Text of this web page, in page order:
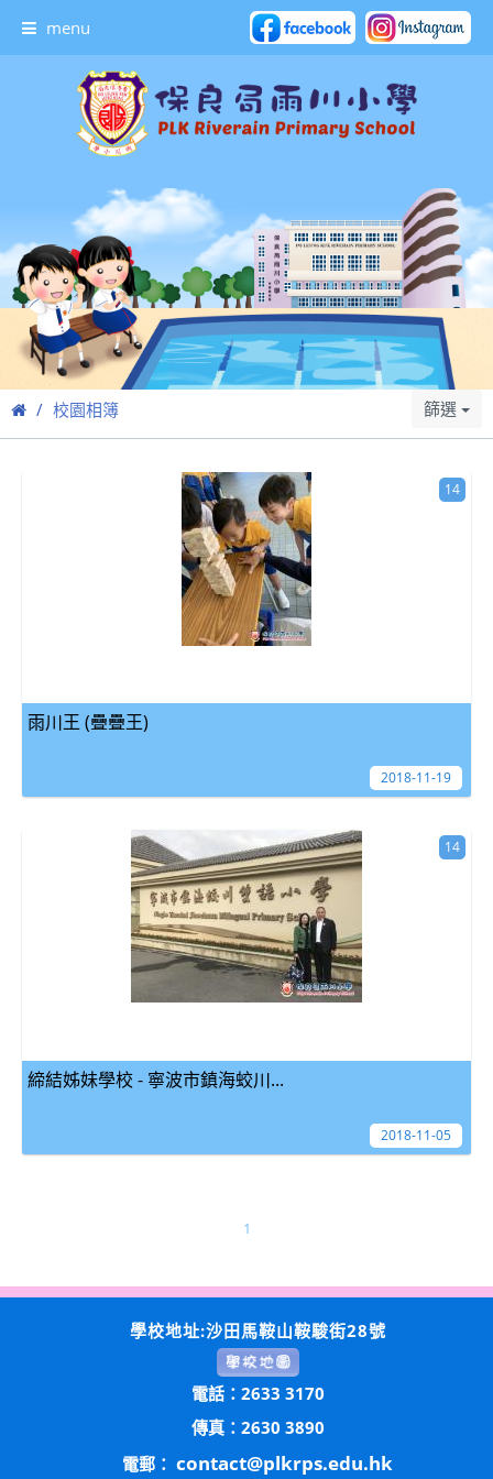
menu
校園相簿 篩選
雨川王 (疊疊王)
14
2018-11-19
締結姊妹學校 - 寧波市鎮海蛟川...
14
2018-11-05
1
學校地址:沙田馬鞍山鞍駿街28號
電話：2633 3170
傳真：2630 3890
電郵： contact@plkrps.edu.hk